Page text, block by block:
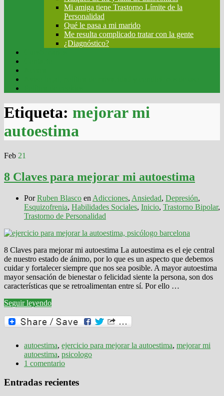
Mi amiga tiene Trastorno Límite de la
Personalidad
Qué le pasa a mi marido
Me resulta complicado tratar con la gente
¿Diagnóstico?
Etiqueta: mejorar mi
autoestima
Feb 21
8 Claves para mejorar mi autoestima
PorRuben Blasco en Adicciones, Ansiedad, Depresión,
Esquizofrenia, Habilidades Sociales, Inicio, Trastorno Bipolar,
Trastorno de Personalidad
8 Claves para mejorar mi autoestima La autoestima es el eje central
de nuestro estado de ánimo, por lo que es un aspecto que debemos
cuidar y fortalecer siempre que nos sea posible. A mayor autoestima
mayor sensación de bienestar o felicidad siente la persona, son dos
características que se retroalimentan entre sí. Por ello …
Seguir leyendo
autoestima, ejercicio para mejorar la autoestima, mejorar mi
autoestima, psicologo
1 comentario
Entradas recientes